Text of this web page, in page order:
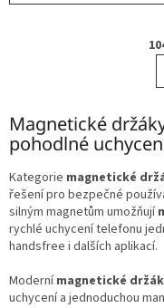
Magnetické
pohodlné
Kategorie magnetické
řešení pro bezpečné
silným magnetům umožňují
rychlé uchycení telefonu
handsfree i dalších aplikací.
Modernímagnetické
uchycení a jednoduchou